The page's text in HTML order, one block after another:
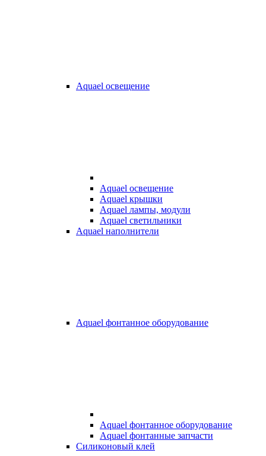
Aquael освещение
Aquael освещение
Aquael крышки
Aquael лампы, модули
Aquael светильники
Aquael наполнители
Aquael фонтанное оборудование
Aquael фонтанное оборудование
Aquael фонтанные запчасти
Силиконовый клей